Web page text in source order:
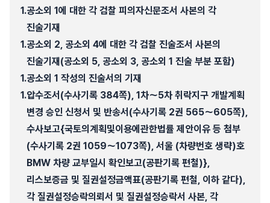
1.공소외 1에 대한 각 검찰 피의자신문조서 사본의 각
진술기재
1.공소외 2, 공소외 4에 대한 각 검찰 진술조서 사본의
진술기재(공소외 5, 공소외 3, 공소외 1 진술 부분 포함)
1.공소외 1 작성의 진술서의 기재
1.압수조서(수사기록 384쪽), 1차～5차 취락지구 개발계획
변경 승인 신청서 및 반송서(수사기록 2권 565～605쪽),
수사보고{국토의계획및이용에관한법률 제안이유 등 첨부
(수사기록 2권 1059～1073쪽), 서울 (차량번호 생략)호
BMW 차량 교부일시 확인보고(공판기록 편철)},
리스보증금 및 질권설정금액표(공판기록 편철, 이하 같다),
각 질권설정승락의뢰서 및 질권설정승락서 사본, 각